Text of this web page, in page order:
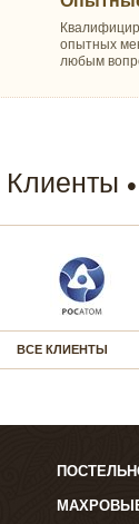
опытных
любым
Клиенты
ВСЕ КЛИЕНТЫ